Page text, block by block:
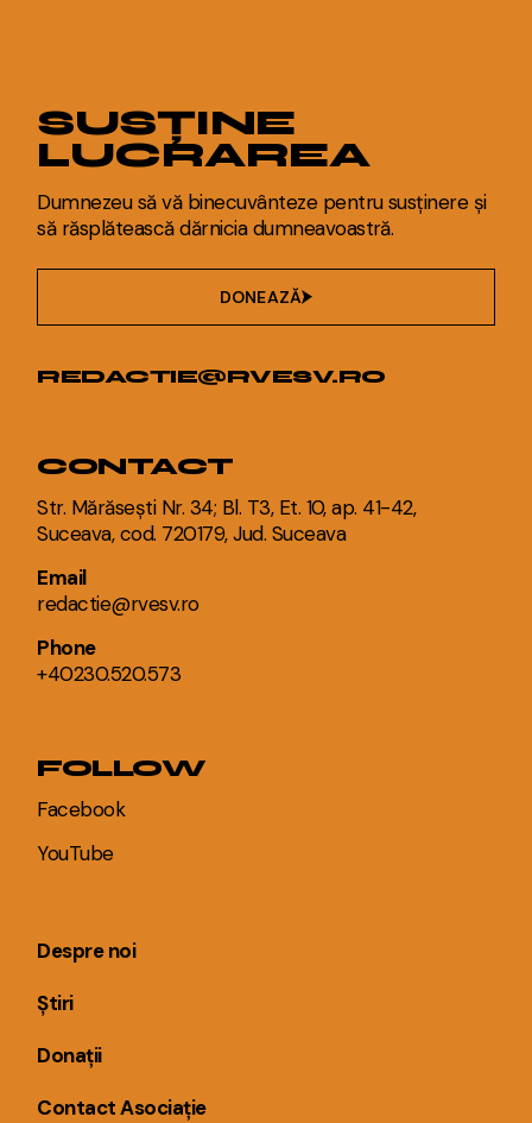
SUSȚINE
LUCRAREA
Dumnezeu să vă binecuvânteze pentru susținere și
să răsplătească dărnicia dumneavoastră.
DONEAZĂ
REDACTIE@RVESV.RO
CONTACT
Str. Mărăsești Nr. 34; Bl. T3, Et. 10, ap. 41-42,
Suceava, cod. 720179, Jud. Suceava
Email
redactie@rvesv.ro
Phone
+40230.520.573
FOLLOW
Facebook
YouTube
Despre noi
Știri
Donații
Contact Asociație